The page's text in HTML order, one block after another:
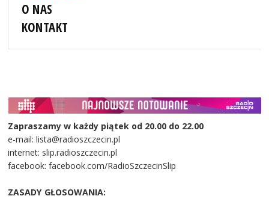
O NAS
KONTAKT
Zapraszamy w każdy piątek od 20.00 do 22.00
e-mail: lista@radioszczecin.pl
internet: slip.radioszczecin.pl
facebook: facebook.com/RadioSzczecinSlip
ZASADY GŁOSOWANIA: